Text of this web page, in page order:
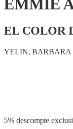
EMMIE
EL COLOR
YELIN, BARBARA
5% descompte